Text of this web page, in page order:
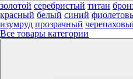
золотой серебристый титан
красный белый синий
изумруд прозрачный
Все товары категории